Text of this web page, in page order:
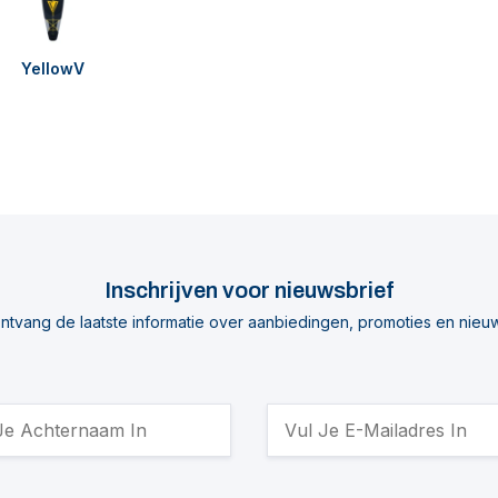
YellowV
Inschrijven voor nieuwsbrief
de laatste informatie over aanbiedingen, promoties en